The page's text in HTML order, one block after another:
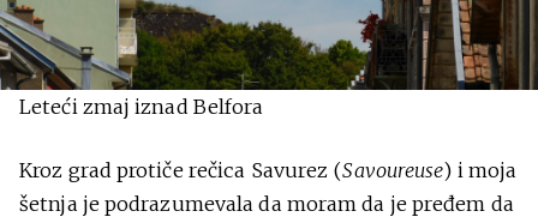
Leteći zmaj iznad Belfora
Kroz grad protiče rečica Savurez (Savoureuse) i moja
šetnja je podrazumevala da moram da je pređem da